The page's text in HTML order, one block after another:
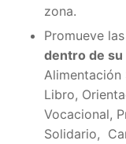
zona.
Promueve
dentro de
Alimentación
Libro,
Vocacional,
Solidario,